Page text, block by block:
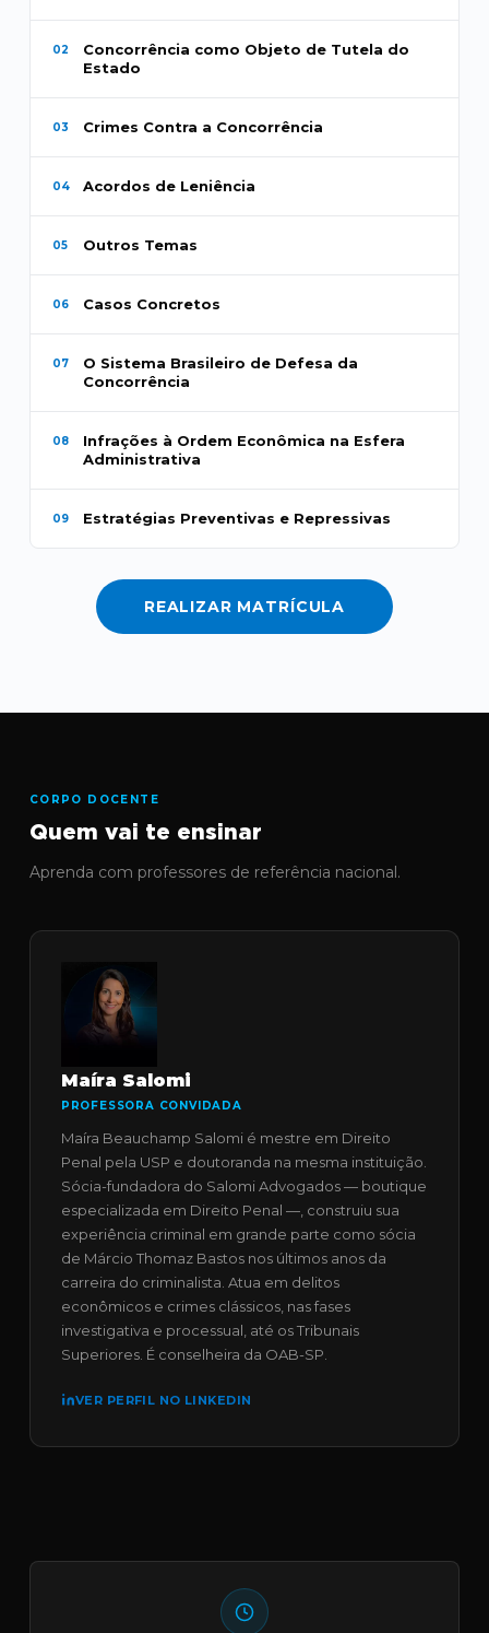
02
Concorrência como Objeto de Tutela do
Estado
03 Crimes Contra a Concorrência
04 Acordos de Leniência
05 Outros Temas
06 Casos Concretos
07
O Sistema Brasileiro de Defesa da
Concorrência
08
Infrações à Ordem Econômica na Esfera
Administrativa
09 Estratégias Preventivas e Repressivas
REALIZAR MATRÍCULA
CORPO DOCENTE
Quem vai te ensinar
Aprenda com professores de referência nacional.
Maíra Salomi
PROFESSORA CONVIDADA
Maíra Beauchamp Salomi é mestre em Direito
Penal pela USP e doutoranda na mesma instituição.
Sócia-fundadora do Salomi Advogados — boutique
especializada em Direito Penal —, construiu sua
experiência criminal em grande parte como sócia
de Márcio Thomaz Bastos nos últimos anos da
carreira do criminalista. Atua em delitos
econômicos e crimes clássicos, nas fases
investigativa e processual, até os Tribunais
Superiores. É conselheira da OAB-SP.
VER PERFIL NO LINKEDIN